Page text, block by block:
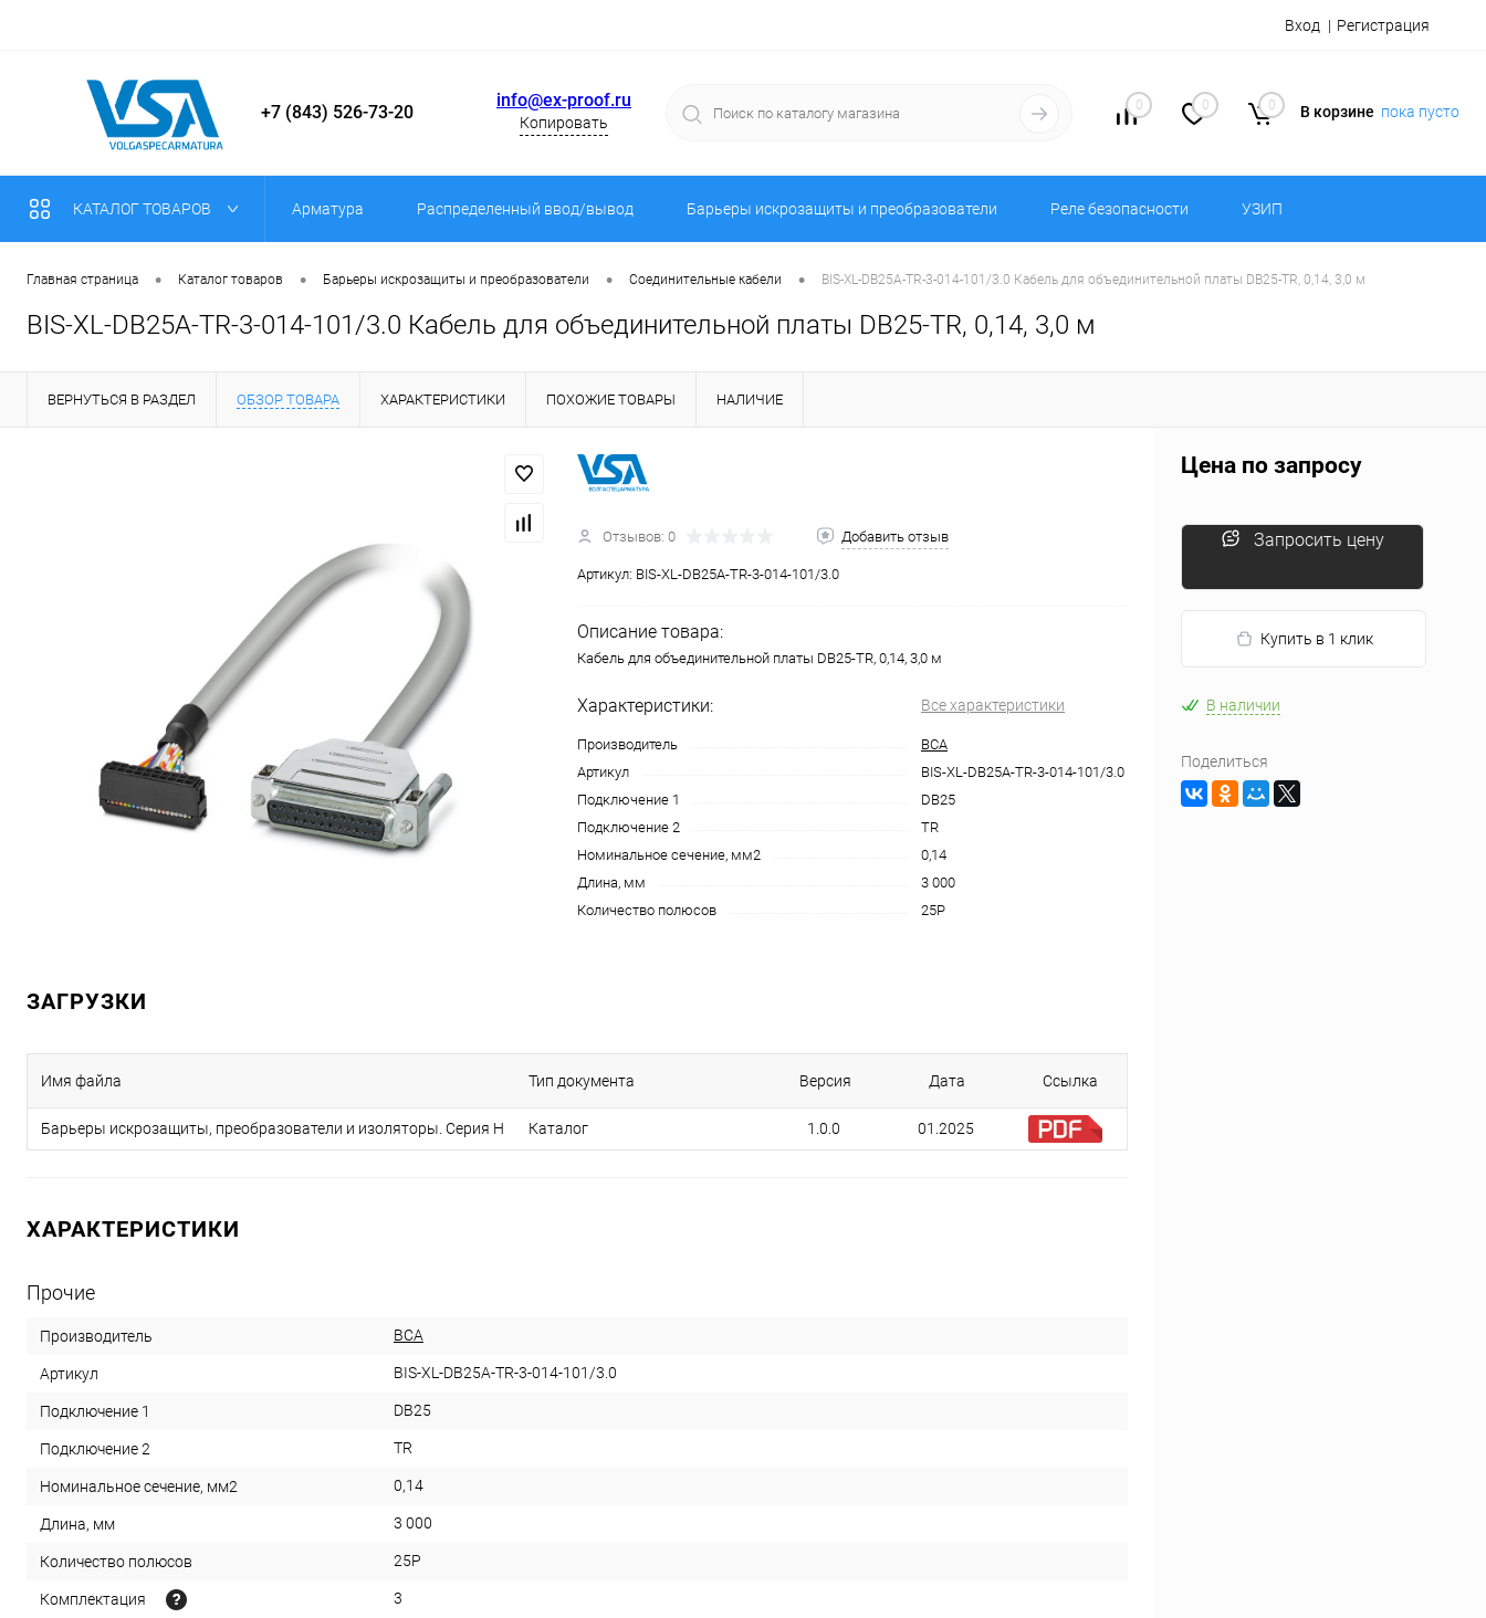
Вход Регистрация
+7 (843) 526-73-20
info@ex-proof.ru
Копировать
0 0 0 В корзине пока пусто
КАТАЛОГ ТОВАРОВ Арматура Распределенный ввод/вывод Барьеры искрозащиты и преобразователи Реле безопасности УЗИП
Главная страница • Каталог товаров • Барьеры искрозащиты и преобразователи • Соединительные кабели • BIS-XL-DB25A-TR-3-014-101/3.0 Кабель для объединительной платы DB25-TR, 0,14, 3,0 м
BIS-XL-DB25A-TR-3-014-101/3.0 Кабель для объединительной платы DB25-TR, 0,14, 3,0 м
ВЕРНУТЬСЯ В РАЗДЕЛ ОБЗОР ТОВАРА ХАРАКТЕРИСТИКИ ПОХОЖИЕ ТОВАРЫ НАЛИЧИЕ
Отзывов: 0 Добавить отзыв
Артикул: BIS-XL-DB25A-TR-3-014-101/3.0
Описание товара:
Кабель для объединительной платы DB25-TR, 0,14, 3,0 м
Характеристики: Все характеристики
Производитель
ВСА
Артикул
BIS-XL-DB25A-TR-3-014-101/3.0
Подключение 1
DB25
Подключение 2
TR
Номинальное сечение, мм2
0,14
Длина, мм
3 000
Количество полюсов
25P
ЗАГРУЗКИ
Имя файла Тип документа Версия Дата Ссылка
Барьеры искрозащиты, преобразователи и изоляторы. Серия H Каталог 1.0.0 01.2025
ХАРАКТЕРИСТИКИ
Прочие
Производитель ВСА
Артикул BIS-XL-DB25A-TR-3-014-101/3.0
Подключение 1 DB25
Подключение 2 TR
Номинальное сечение, мм2 0,14
Длина, мм 3 000
Количество полюсов 25P
Комплектация 3
Цена по запросу
Запросить цену
Купить в 1 клик
В наличии
Поделиться